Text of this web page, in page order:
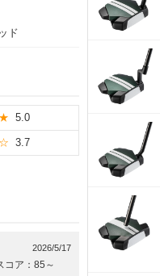
ド
5.0
3.7
2026/5/17
ア：85～